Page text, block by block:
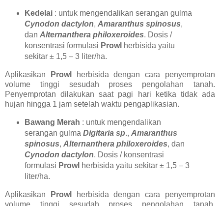
Kedelai : untuk mengendalikan serangan gulma
Cynodon dactylon, Amaranthus spinosus,
dan Alternanthera philoxeroides. Dosis /
konsentrasi formulasi Prowl herbisida yaitu
sekitar ± 1,5 – 3 liter/ha.
Aplikasikan Prowl
herbisida dengan cara penyemprotan
volume tinggi sesudah proses pengolahan tanah.
Penyemprotan dilakukan saat pagi hari ketika tidak ada
hujan hingga 1 jam setelah waktu pengaplikasian.
Bawang Merah : untuk mengendalikan
serangan gulma Digitaria sp., Amaranthus
spinosus, Alternanthera philoxeroides, dan
Cynodon dactylon. Dosis / konsentrasi
formulasi Prowl herbisida yaitu sekitar ± 1,5 – 3
liter/ha.
Aplikasikan Prowl
herbisida dengan cara penyemprotan
volume tinggi sesudah proses pengolahan tanah.